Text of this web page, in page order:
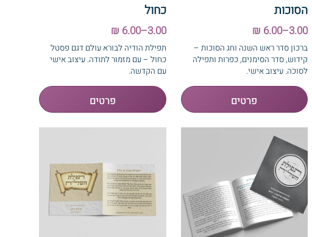
הסוכות
3.00–6.00 ₪
ברכון סדר ראש השנה וחג הסוכות –
קידוש, סדר הסימנים, כפרות ותפילה
לסוכה. עיצוב אישי.
כחול
3.00–6.00 ₪
תפילת הודיה לבורא עולם דגם פסטל
כחול – עם מזמור לתודה. עיצוב אישי
עם הקדשה.